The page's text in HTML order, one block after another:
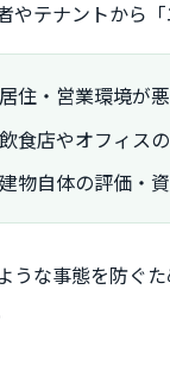
やテナントから
居住・営業環境が
飲食店やオフィス
建物自体の評価・
うな事態を防ぐた